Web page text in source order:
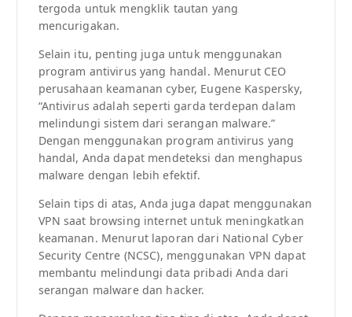
tergoda untuk mengklik tautan yang
mencurigakan.
Selain itu, penting juga untuk menggunakan
program antivirus yang handal. Menurut CEO
perusahaan keamanan cyber, Eugene Kaspersky,
“Antivirus adalah seperti garda terdepan dalam
melindungi sistem dari serangan malware.”
Dengan menggunakan program antivirus yang
handal, Anda dapat mendeteksi dan menghapus
malware dengan lebih efektif.
Selain tips di atas, Anda juga dapat menggunakan
VPN saat browsing internet untuk meningkatkan
keamanan. Menurut laporan dari National Cyber
Security Centre (NCSC), menggunakan VPN dapat
membantu melindungi data pribadi Anda dari
serangan malware dan hacker.